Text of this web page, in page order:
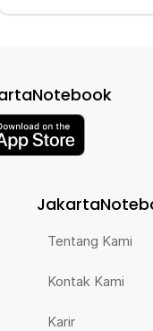
Tentang Kami
Kontak Kami
Karir